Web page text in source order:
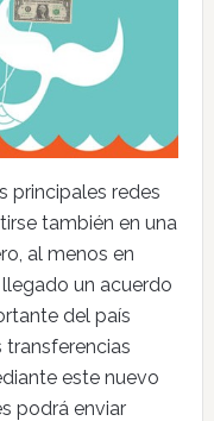
principales redes
también en una
al menos en
llegado un acuerdo
del país
transferencias
este nuevo
podrá enviar